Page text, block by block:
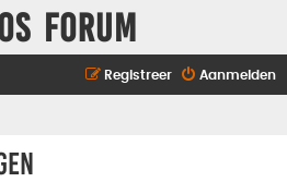
Forum
Aanmelden
Registreer